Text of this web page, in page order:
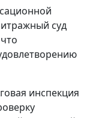
суд
инспекция